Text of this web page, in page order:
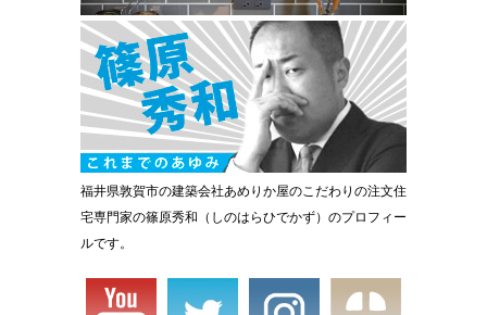
福井県敦賀市の建築会社あめりか屋のこだわりの注文住
宅専門家の篠原秀和（しのはらひでかず）のプロフィー
ルです。